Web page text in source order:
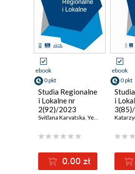
ebook
0 pkt
Studia Regionalne
i Lokalne nr
2(92)/2023
Svitlana Karvatska, Yevheniya Yuriychuk
0.00 zł
ebook
0 pkt
i